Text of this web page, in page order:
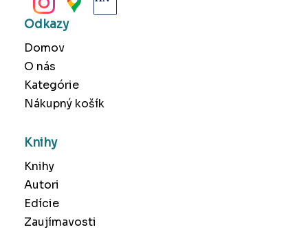
Odkazy
Domov
O nás
Kategórie
Nákupný košík
Knihy
Knihy
Autori
Edície
Zaujímavosti